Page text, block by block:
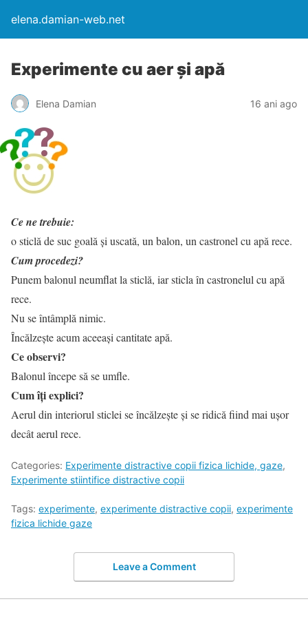
elena.damian-web.net
Experimente cu aer și apă
Elena Damian 16 ani ago
Ce ne trebuie:
o sticlă de suc goală și uscată, un balon, un castronel cu apă rece.
Cum procedezi?
Punem balonul neumflat la sticlă, iar sticla în castronelul cu apă
rece.
Nu se întâmplă nimic.
Încălzește acum aceeași cantitate apă.
Ce observi?
Balonul începe să se umfle.
Cum îți explici?
Aerul din interiorul sticlei se încălzește și se ridică fiind mai ușor
decât aerul rece.
Categories: Experimente distractive copii fizica lichide, gaze,
Experimente stiintifice distractive copii
Tags: experimente, experimente distractive copii, experimente
fizica lichide gaze
Leave a Comment